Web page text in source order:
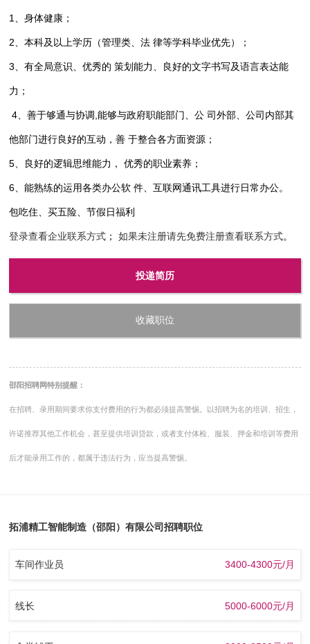
1、身体健康；
2、本科及以上学历（管理类、法 律等学科毕业优先）；
3、有全局意识、优秀的 策划能力、良好的文字书写及语言表达能
力；
4、善于够通与协调,能够与政府职能部门、公 司外部、公司内部其
他部门进行良好的互动，善 于整合各方面资源；
5、良好的逻辑思维能力， 优秀的职业素养；
6、能熟练的运用各类办公软 件、互联网通讯工具进行日常办公。
包吃住、买五险、节假日福利
登录查看企业联系方式 ； 如果未注册请先免费注册查看联系方式。
投递简历
收藏职位
邵阳招聘网特别提醒：
在招聘、录用期间要求你支付费用的行为都必须提高警惕。以招聘为名的培训、招生，
许诺推荐其他工作机会，甚至提供培训贷款，或者支付体检、服装、押金和培训等费用
后才能录用工作的，都属于违法行为，应当提高警惕。
拓浦精工智能制造（邵阳）有限公司招聘职位
车间作业员 3400-4300元/月
线长 5000-6000元/月